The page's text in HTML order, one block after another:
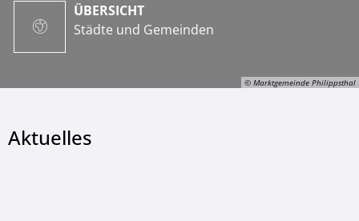
© Marktgemeinde Philippsthal
ÜBERSICHT
Städte und Gemeinden
Aktuelles